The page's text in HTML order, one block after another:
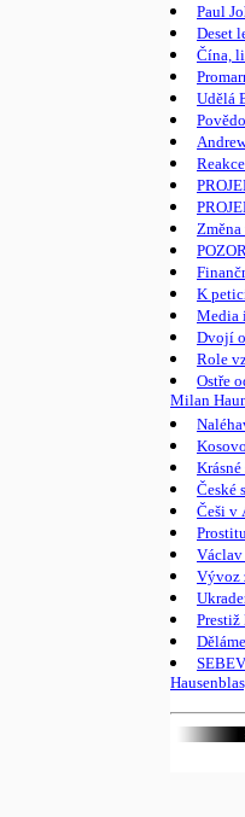
Paul
Deset
Čína,
Udělá
K
Media
Dvojí
Role
Ostře
Milan
České
Češi v
Vývoz